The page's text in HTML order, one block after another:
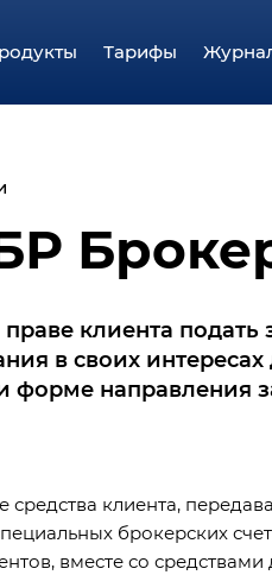
Тарифы
клиента подать
в своих
форме направления
клиента,
брокерских
вместе со